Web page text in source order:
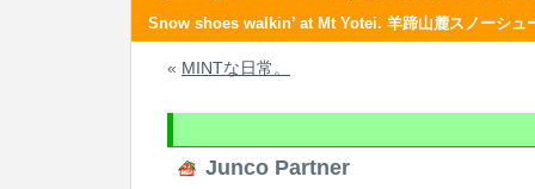
Snow shoes walkin’ at Mt Yotei. 羊蹄山麓スノーシュ
« MINTな日常。
Junco Partner